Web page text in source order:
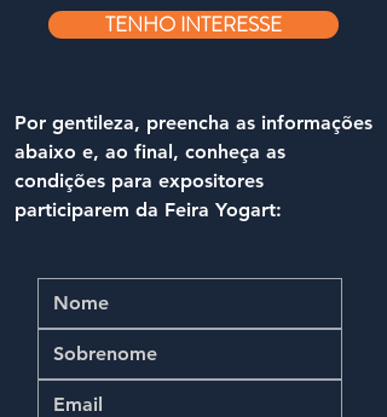
TENHO INTERESSE
Por gentileza, preencha as informações
abaixo e, ao final, conheça as
condições para expositores
participarem da Feira Yogart: